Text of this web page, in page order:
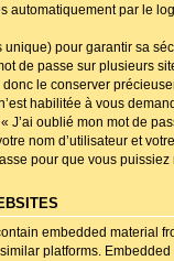
automatiquement par le
pour garantir sa
de passe sur plusieurs
le conserver
habilitée à vous
J’ai oublié mon mot de
nom d’utilisateur et
pour que vous puissiez
embedded material
platforms.